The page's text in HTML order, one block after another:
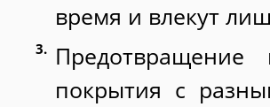
время и влекут
Предотвращение
покрытия с